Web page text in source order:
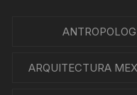
ARQUITECTURA